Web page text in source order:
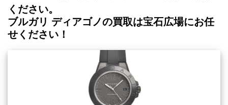
ください。
ブルガリ ディアゴノの買取は宝石広場にお任
せください！